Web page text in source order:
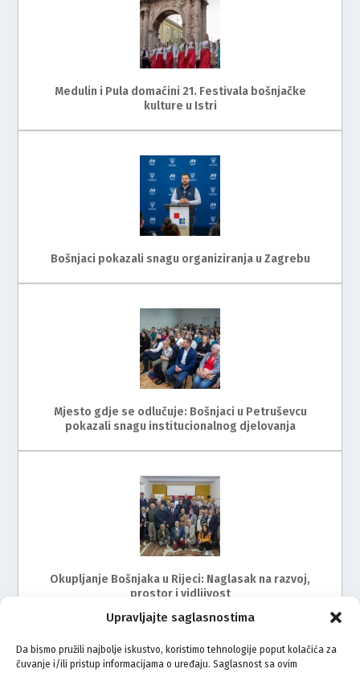
Upravljajte saglasnostima
Da bismo pružili najbolje iskustvo, koristimo tehnologije poput kolačića za
čuvanje i/ili pristup informacijama o uređaju. Saglasnost sa ovim
Medulin i Pula domaćini 21. Festivala bošnjačke
kulture u Istri
Bošnjaci pokazali snagu organiziranja u Zagrebu
Mjesto gdje se odlučuje: Bošnjaci u Petruševcu
pokazali snagu institucionalnog djelovanja
Okupljanje Bošnjaka u Rijeci: Naglasak na razvoj,
prostor i vidljivost